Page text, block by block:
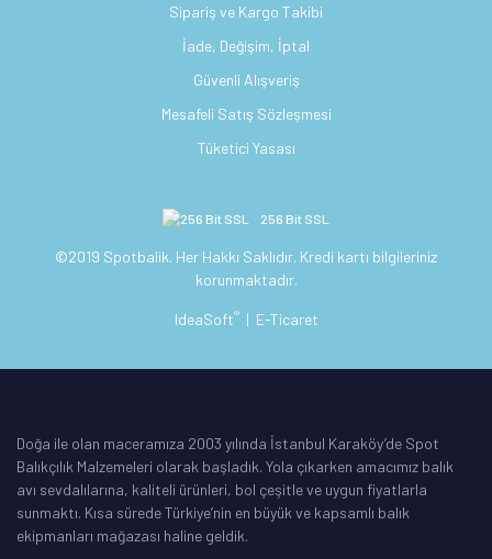
Sipariş ve Kargo Takibi
İade, Değişim, İptal
Güvenli Alışveriş
Mesafeli Satış Sözleşmesi
Tüketici Yasası
256 Bit SSL
©2019 Spotbalik. Her Hakkı Saklıdır. Kredi kartı bilgileriniz
korunmaktadır.
IdeaSoft® | E-Ticaret
Doğa ile olan maceramıza 2003 yılında İstanbul Karaköy’de Spot
Balıkçılık Malzemeleri olarak başladık. Yola çıkarken amacımız balık
avı sevdalılarına, kaliteli ürünleri, bol çeşitle ve uygun fiyatlarla
sunmaktı. Kısa sürede Türkiye’nin en büyük ve kapsamlı balık
ekipmanları mağazası haline geldik.